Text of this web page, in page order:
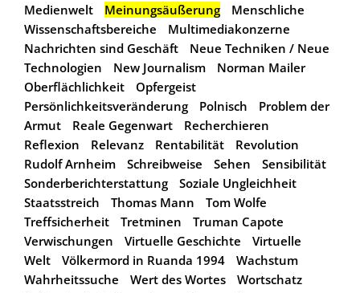
Medienwelt
Meinungsäußerung
Menschliche
Wissenschaftsbereiche
Multimediakonzerne
Nachrichten sind Geschäft
Neue Techniken / Neue
Technologien
New Journalism
Norman Mailer
Oberflächlichkeit
Opfergeist
Persönlichkeitsveränderung
Polnisch
Problem der
Armut
Reale Gegenwart
Recherchieren
Reflexion
Relevanz Rentabilität
Revolution
Rudolf Arnheim
Schreibweise Sehen
Sensibilität
Sonderberichterstattung
Soziale Ungleichheit
Staatsstreich
Thomas Mann
Tom Wolfe
Treffsicherheit
Tretminen
Truman Capote
Verwischungen
Virtuelle Geschichte
Virtuelle
Welt
Völkermord in Ruanda 1994
Wachstum
Wahrheitssuche
Wert des Wortes
Wortschatz